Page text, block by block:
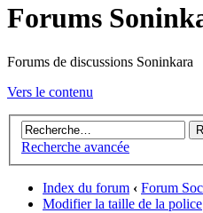
Forums
Forums de discussions Soninkara
Vers le contenu
Recherche avancée
Index du forum ‹ Forum
Modifier la taille de la police